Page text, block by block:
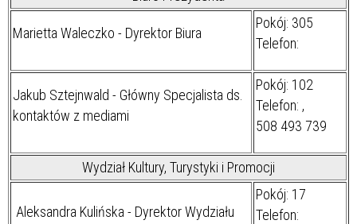
Marietta Waleczko - Dyrektor Biura
Pokój: 305
Telefon:
Jakub Sztejnwald - Główny Specjalista ds.
kontaktów z mediami
Pokój: 102
Telefon: ,
508 493 739
Wydział Kultury, Turystyki i Promocji
Aleksandra Kulińska - Dyrektor Wydziału
Pokój: 17
Telefon: